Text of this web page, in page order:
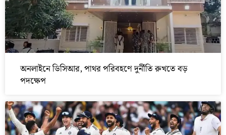
অনলাইনে ডিসিআর, পাথর পরিবহণে দুর্নীতি রুখতে বড়
পদক্ষেপ